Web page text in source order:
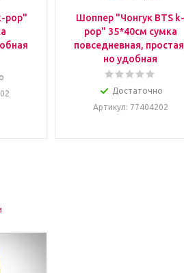
pop"
Шоппер "Чонгук BTS k-
pop" 35*40см сумка
повседневная,
но удобная
Достаточно
Артикул: 77404202